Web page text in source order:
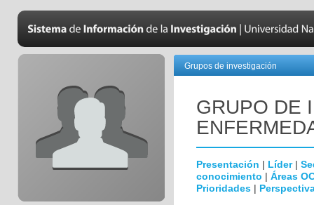
Grupos de investigación
GRUPO DE
Presentación | Líder|
conocimiento | Áreas
Prioridades |